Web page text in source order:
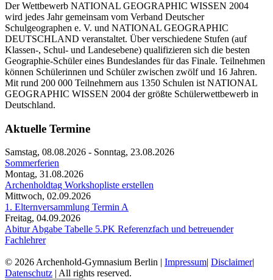
Der Wettbewerb NATIONAL GEOGRAPHIC WISSEN 2004
wird jedes Jahr gemeinsam vom Verband Deutscher
Schulgeographen e. V. und NATIONAL GEOGRAPHIC
DEUTSCHLAND veranstaltet. Über verschiedene Stufen (auf
Klassen-, Schul- und Landesebene) qualifizieren sich die besten
Geographie-Schüler eines Bundeslandes für das Finale. Teilnehmen
können Schülerinnen und Schüler zwischen zwölf und 16 Jahren.
Mit rund 200 000 Teilnehmern aus 1350 Schulen ist NATIONAL
GEOGRAPHIC WISSEN 2004 der größte Schülerwettbewerb in
Deutschland.
Aktuelle Termine
Samstag, 08.08.2026 - Sonntag, 23.08.2026
Sommerferien
Montag, 31.08.2026
Archenholdtag Workshopliste erstellen
Mittwoch, 02.09.2026
1. Elternversammlung Termin A
Freitag, 04.09.2026
Abitur Abgabe Tabelle 5.PK Referenzfach und betreuender
Fachlehrer
© 2026 Archenhold-Gymnasium Berlin | Impressum| Disclaimer|
Datenschutz | All rights reserved.